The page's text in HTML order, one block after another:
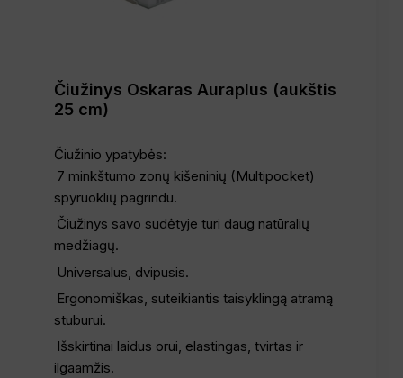
Čiužinys Oskaras Auraplus (aukštis
25 cm)
Čiužinio ypatybės:
7 minkštumo zonų kišeninių (Multipocket)
spyruoklių pagrindu.
Čiužinys savo sudėtyje turi daug natūralių
medžiagų.
Universalus, dvipusis.
Ergonomiškas, suteikiantis taisyklingą atramą
stuburui.
Išskirtinai laidus orui, elastingas, tvirtas ir
ilgaamžis.